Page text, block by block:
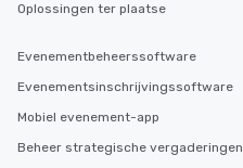
Oplossingen ter plaatse
Evenementbeheerssoftware
Evenementsinschrijvingssoftware
Mobiel evenement-app
Beheer strategische vergaderingen